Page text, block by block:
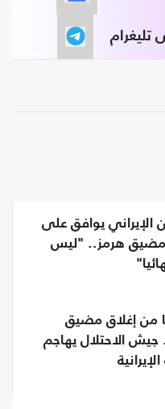
تليغرام
الإيراني يوافق على
مضيق هرمز.. "ليس
من إغلاق مضيق
جيش الاحتلال يهاجم
الإيرانية